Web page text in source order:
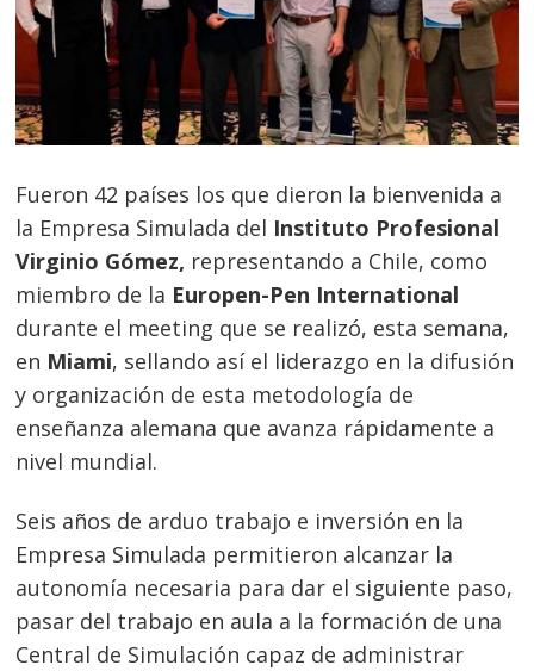
Fueron 42 países los que dieron la bienvenida a
la Empresa Simulada del Instituto Profesional
Virginio Gómez, representando a Chile, como
miembro de la Europen-Pen International
durante el meeting que se realizó, esta semana,
en Miami, sellando así el liderazgo en la difusión
y organización de esta metodología de
enseñanza alemana que avanza rápidamente a
nivel mundial.
Seis años de arduo trabajo e inversión en la
Empresa Simulada permitieron alcanzar la
autonomía necesaria para dar el siguiente paso,
pasar del trabajo en aula a la formación de una
Central de Simulación capaz de administrar